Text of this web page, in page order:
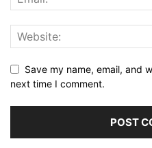
Save my name, email, and
next time I comment.